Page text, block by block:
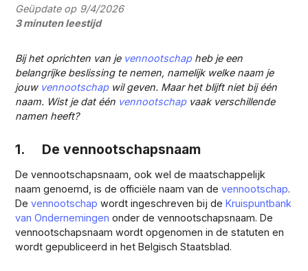
Geüpdate op 9/4/2026
3 minuten leestijd
Bij het oprichten van je vennootschap heb je een
belangrijke beslissing te nemen, namelijk welke naam je
jouw vennootschapwil geven. Maar het blijft niet bij één
naam. Wist je dat één vennootschapvaak verschillende
namen heeft?
1. De vennootschapsnaam
De vennootschapsnaam, ook wel de maatschappelijk
naam genoemd, is de officiële naam van de vennootschap.
Devennootschap wordt ingeschreven bij deKruispuntbank
van Ondernemingen onder de vennootschapsnaam. De
vennootschapsnaam wordt opgenomen in de statuten en
wordt gepubliceerd in het Belgisch Staatsblad.